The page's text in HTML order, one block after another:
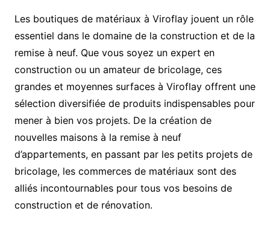
Les boutiques de matériaux à Viroflay jouent un rôle
essentiel dans le domaine de la construction et de la
remise à neuf. Que vous soyez un expert en
construction ou un amateur de bricolage, ces
grandes et moyennes surfaces à Viroflay offrent une
sélection diversifiée de produits indispensables pour
mener à bien vos projets. De la création de
nouvelles maisons à la remise à neuf
d’appartements, en passant par les petits projets de
bricolage, les commerces de matériaux sont des
alliés incontournables pour tous vos besoins de
construction et de rénovation.